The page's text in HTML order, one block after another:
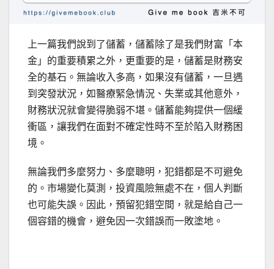
上一篇我們說到了儲蓄，儲蓄除了是我們財富「本
金」的重要積累之外，更重要的是，儲蓄是財務安
全的基石。無論收入多高，如果沒有儲蓄，一旦遇
到突發狀況，如醫療緊急情況、失業或其他意外，
財務狀況就會變得脆弱不堪。儲蓄能夠提供一個緩
衝區，讓我們在面對不確定性時不至於陷入財務困
境。
無論我們多麼努力、多麼聰明，犯錯都是不可避免
的。市場變化莫測，投資風險無處不在，個人判斷
也可能失誤。因此，預留犯錯空間，就是給自己一
個容錯的機會，避免因一次錯誤而一敗塗地。